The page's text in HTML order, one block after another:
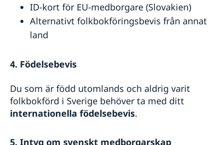
ID-kort för EU-medborgare (Slovakien)
Alternativt folkbokföringsbevis från annat
land
4. Födelsebevis
Du som är född utomlands och aldrig varit
folkbokförd i Sverige behöver ta med ditt
internationella födelsebevis.
5. Intyg om svenskt medborgarskap